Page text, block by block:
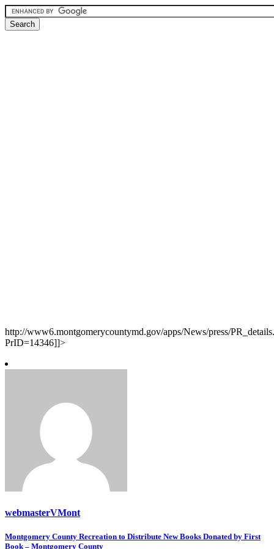
http://www6.montgomerycountymd.gov/apps/News/press/
PrID=14346]]>
webmasterVMont
Post
Montgomery County Recreation to Distribute New Books Donated by First
Book – Montgomery County